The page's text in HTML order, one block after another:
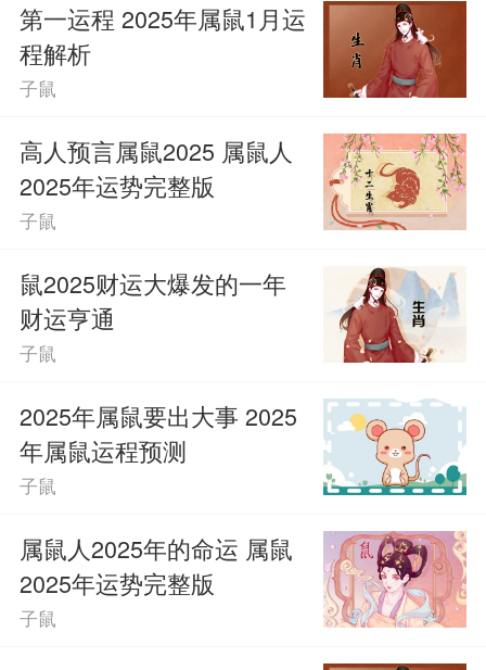
学习运势指南
上，学习状态佳，易于吸收新知。应保持
学习热情，注重知识的实际应用，灵活运
用所学。与同学合作学习，有助于提升学
业水平。制定合理的学习计划，提高学习
效率。
幸运指引
幸运方向：东北方
旺运地点：图书馆（第一星座网原创
文章，转载请联系网站管理人员，否则视
第一运程 2025年属鼠1月运
程解析
子鼠
高人预言属鼠2025 属鼠人
2025年运势完整版
子鼠
鼠2025财运大爆发的一年
财运亨通
子鼠
2025年属鼠要出大事 2025
年属鼠运程预测
子鼠
属鼠人2025年的命运 属鼠
2025年运势完整版
子鼠